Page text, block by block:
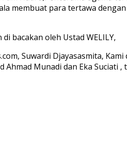
membuat para tertawa
bacakan oleh Ustad WELILY,
Suwardi Djayasasmita,
Munadi dan Eka Suciati ,